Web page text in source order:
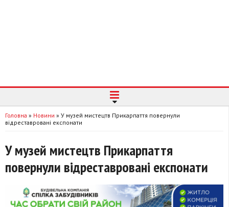
Головна » Новини » У музей мистецтв Прикарпаття повернули
відреставровані експонати
У музей мистецтв Прикарпаття
повернули відреставровані експонати